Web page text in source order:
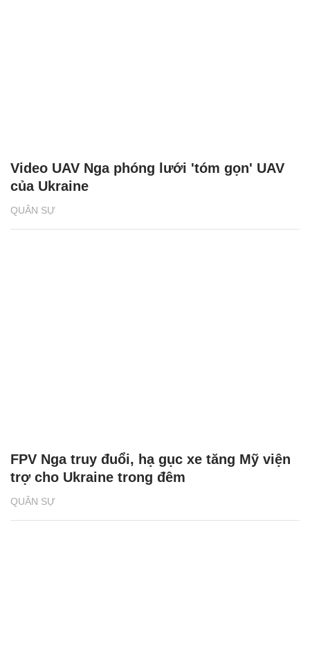
QUÂN SỰ
Video UAV Nga phóng lưới 'tóm gọn' UAV
của Ukraine
QUÂN SỰ
FPV Nga truy đuổi, hạ gục xe tăng Mỹ viện
trợ cho Ukraine trong đêm